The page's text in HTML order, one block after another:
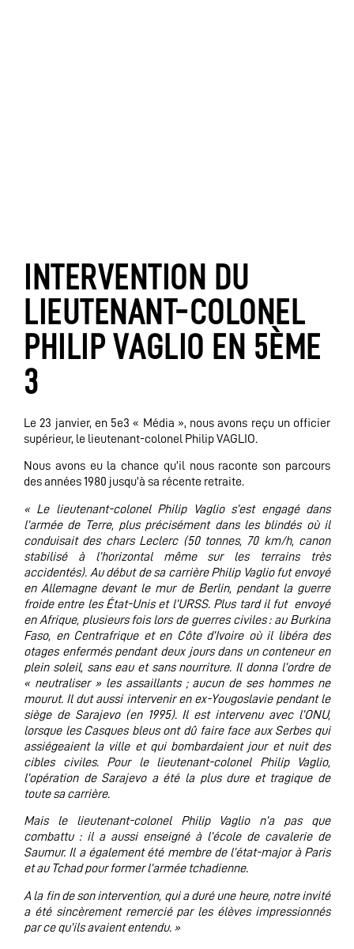
INTERVENTION DU
LIEUTENANT-COLONEL
PHILIP VAGLIO EN 5ÈME
3
Le 23 janvier, en 5e3 « Média », nous avons reçu un officier
supérieur, le lieutenant-colonel Philip VAGLIO.
Nous avons eu la chance qu’il nous raconte son parcours
des années 1980 jusqu’à sa récente retraite.
« Le lieutenant-colonel Philip Vaglio s’est engagé dans
l’armée de Terre, plus précisément dans les blindés où il
conduisait des chars Leclerc (50 tonnes, 70 km/h, canon
stabilisé à l’horizontal même sur les terrains très
accidentés). Au début de sa carrière Philip Vaglio fut envoyé
en Allemagne devant le mur de Berlin, pendant la guerre
froide entre les État-Unis et l’URSS. Plus tard il fut envoyé
en Afrique, plusieurs fois lors de guerres civiles : au Burkina
Faso, en Centrafrique et en Côte d’Ivoire où il libéra des
otages enfermés pendant deux jours dans un conteneur en
plein soleil, sans eau et sans nourriture. Il donna l’ordre de
« neutraliser » les assaillants ; aucun de ses hommes ne
mourut. Il dut aussi intervenir en ex-Yougoslavie pendant le
siège de Sarajevo (en 1995). Il est intervenu avec l’ONU,
lorsque les Casques bleus ont dû faire face aux Serbes qui
assiégeaient la ville et qui bombardaient jour et nuit des
cibles civiles. Pour le lieutenant-colonel Philip Vaglio,
l’opération de Sarajevo a été la plus dure et tragique de
toute sa carrière.
Mais le lieutenant-colonel Philip Vaglio n’a pas que
combattu : il a aussi enseigné à l’école de cavalerie de
Saumur. Il a également été membre de l’état-major à Paris
et au Tchad pour former l’armée tchadienne.
A la fin de son intervention, qui a duré une heure, notre invité
a été sincèrement remercié par les élèves impressionnés
par ce qu’ils avaient entendu. »